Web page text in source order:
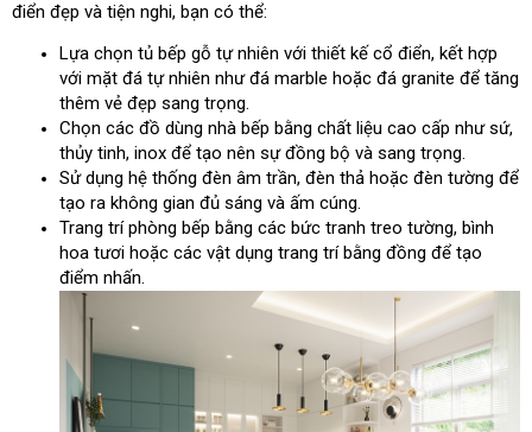
điển đẹp và tiện nghi, bạn có thể:
Lựa chọn tủ bếp gỗ tự nhiên với thiết kế cổ điển, kết hợp
với mặt đá tự nhiên như đá marble hoặc đá granite để tăng
thêm vẻ đẹp sang trọng.
Chọn các đồ dùng nhà bếp bằng chất liệu cao cấp như sứ,
thủy tinh, inox để tạo nên sự đồng bộ và sang trọng.
Sử dụng hệ thống đèn âm trần, đèn thả hoặc đèn tường để
tạo ra không gian đủ sáng và ấm cúng.
Trang trí phòng bếp bằng các bức tranh treo tường, bình
hoa tươi hoặc các vật dụng trang trí bằng đồng để tạo
điểm nhấn.